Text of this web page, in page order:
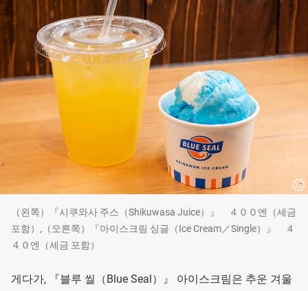
（왼쪽）『시쿠와사 주스（Shikuwasa Juice）』 ４００엔（세금
포함）,（오른쪽）『아이스크림 싱글（Ice Cream／Single）』 ４
４０엔（세금 포함）
게다가, 『블루 씰（Blue Seal）』 아이스크림은 추운 겨울